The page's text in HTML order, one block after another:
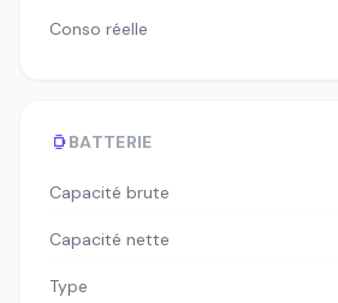
Conso réelle
BATTERIE
Capacité brute
Capacité nette
Type